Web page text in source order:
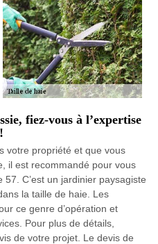
fiez-vous à l’expertise
votre propriété et que vous
il est recommandé pour vous
C’est un jardinier paysagiste
la taille de haie. Les
ce genre d’opération et
Pour plus de détails,
de votre projet. Le devis de